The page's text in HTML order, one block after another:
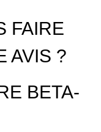
FAIRE
AVIS ?
BETA-